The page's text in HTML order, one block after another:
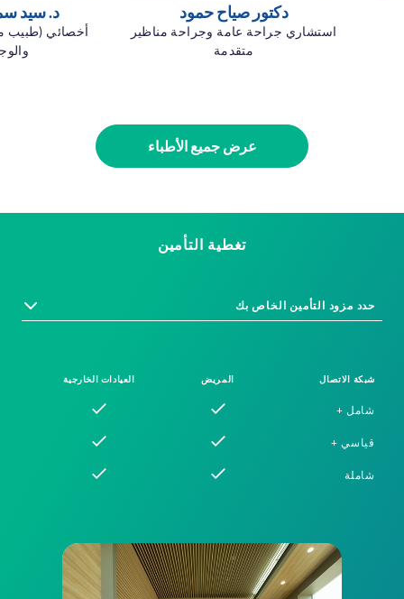
دكتور صياح حمود
استشاري جراحة عامة وجراحة مناظير
متقدمة
د. سيد
أخصائي (طبيب
عرض جميع الأطباء
تغطية التأمين
حدد مزود التأمين الخاص بك
شبكة الاتصال المريض العيادات الخارجية
شامل +
قياسي +
شاملة